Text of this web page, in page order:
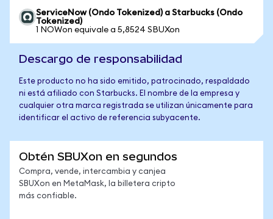
ServiceNow (Ondo Tokenized) a Starbucks (Ondo
Tokenized)
1 NOWon equivale a 5,8524 SBUXon
Descargo de responsabilidad
Este producto no ha sido emitido, patrocinado, respaldado
ni está afiliado con Starbucks. El nombre de la empresa y
cualquier otra marca registrada se utilizan únicamente para
identificar el activo de referencia subyacente.
Obtén SBUXon en segundos
Compra, vende, intercambia y canjea
SBUXon en MetaMask, la billetera cripto
más confiable.